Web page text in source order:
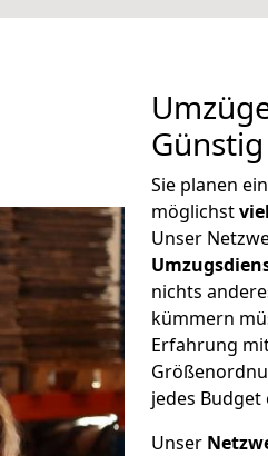
Sie planen
möglichst
Unser
nichts
kümmern
Erfahrung
jedes
Unser